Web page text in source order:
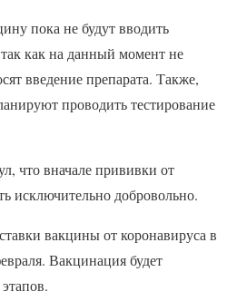
пока не будут вводить
как на данный момент не
введение препарата. Также,
проводить тестирование
что вначале прививки от
исключительно добровольно.
вакцины от коронавируса в
Вакцинация будет